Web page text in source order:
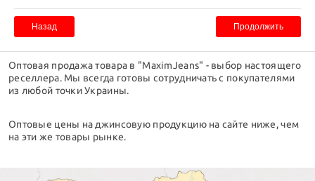
Назад
Оптовая продажа товара в "MaximJeans" - выбор настоящего
реселлера. Мы всегда готовы сотрудничать с покупателями
из любой точки Украины.
Оптовые цены на джинсовую продукцию на сайте ниже, чем
на эти же товары рынке.